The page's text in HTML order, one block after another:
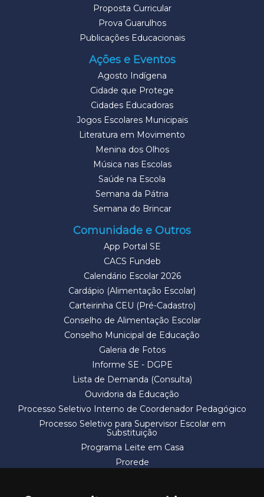
Proposta Curricular
Prova Guarulhos
Publicações Educacionais
Ações e Eventos
Agosto Indígena
Cidade que Protege
Cidades Educadoras
Jogos Escolares Municipais
Literatura em Movimento
Menina dos Olhos
Música nas Escolas
Saúde na Escola
Semana da Pátria
Semana do Brincar
Comunidade e Outros
App Portal SE
CACS Fundeb
Calendário Escolar 2026
Cardápio (Alimentação Escolar)
Carteirinha CEU (Pré-Cadastro)
Conselho de Alimentação Escolar
Conselho Municipal de Educação
Galeria de Fotos
Informe SE - DGPE
Lista de Demanda (Consulta)
Ouvidoria da Educação
Processo Seletivo Interno de Coordenador Pedagógico
Processo Seletivo para Supervisor Escolar em
Substituição
Programa Leite em Casa
Prorede